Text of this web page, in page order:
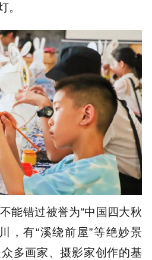
。
能错过被誉为“中国四大秋
，有“溪绕前屋”等绝妙景
多画家、摄影家创作的基